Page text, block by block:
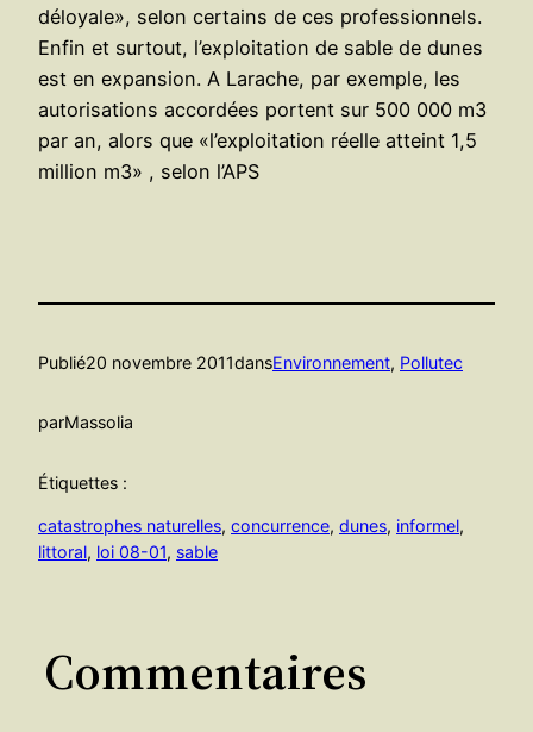
déloyale», selon certains de ces professionnels.
Enfin et surtout, l’exploitation de sable de dunes
est en expansion. A Larache, par exemple, les
autorisations accordées portent sur 500 000 m3
par an, alors que «l’exploitation réelle atteint 1,5
million m3» , selon l’APS
Publié20 novembre 2011dansEnvironnement, Pollutec
parMassolia
Étiquettes :
catastrophes naturelles, concurrence, dunes, informel
littoral, loi 08-01, sable
Commentaires